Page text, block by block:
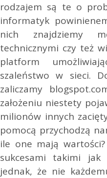
rodzajem są te o
informatyk
nich znajdziemy
technicznymi czy też
platform
szaleństwo w sieci.
zaliczamy
założeniu niestety
milionów innych
pomocą przychodzą
ile one mają
sukcesami takimi jak
jednak, że nie